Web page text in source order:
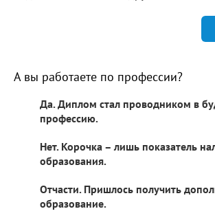
А вы работаете по профессии?
Да. Диплом стал проводником в
профессию.
Нет. Корочка – лишь показатель
образования.
Отчасти. Пришлось получить
образование.